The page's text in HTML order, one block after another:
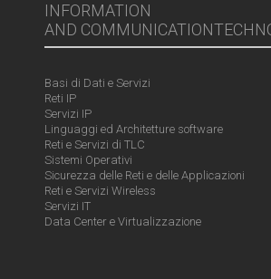
INFORMATION
AND
Basi di Dati e Servizi
Reti IP
Servizi IP
Linguaggi ed Architetture software
Reti e Servizi di TLC
Sistemi Operativi
Sicurezza delle Reti e delle Applicazioni
Reti e Servizi Wireless
Servizi IT
Data Center e Virtualizzazione